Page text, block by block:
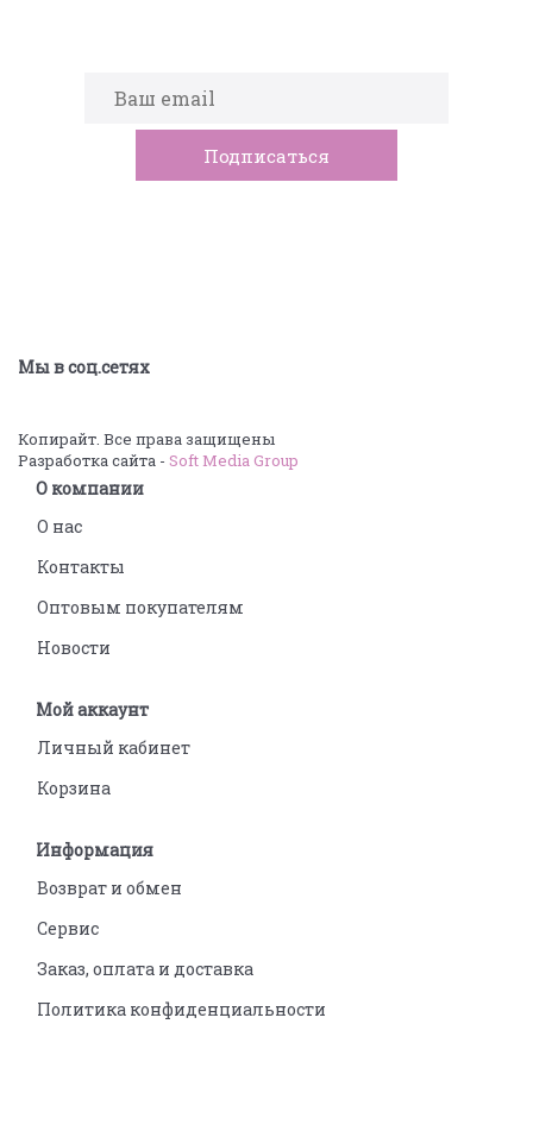
Мы в соц.сетях
Копирайт. Все права защищены
Разработка сайта - Soft Media Group
О компании
О нас
Контакты
Оптовым покупателям
Новости
Мой аккаунт
Личный кабинет
Корзина
Информация
Возврат и обмен
Сервис
Заказ, оплата и доставка
Политика конфиденциальности